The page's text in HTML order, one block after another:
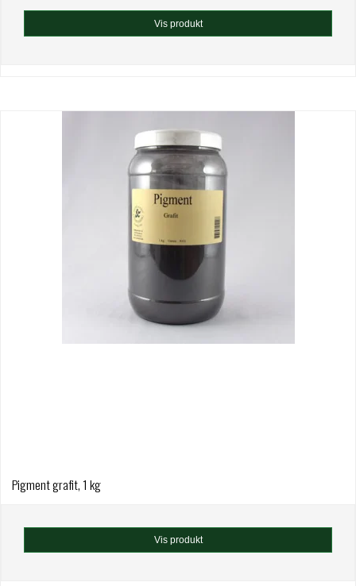
Vis produkt
Pigment grafit, 1 kg
Vis produkt